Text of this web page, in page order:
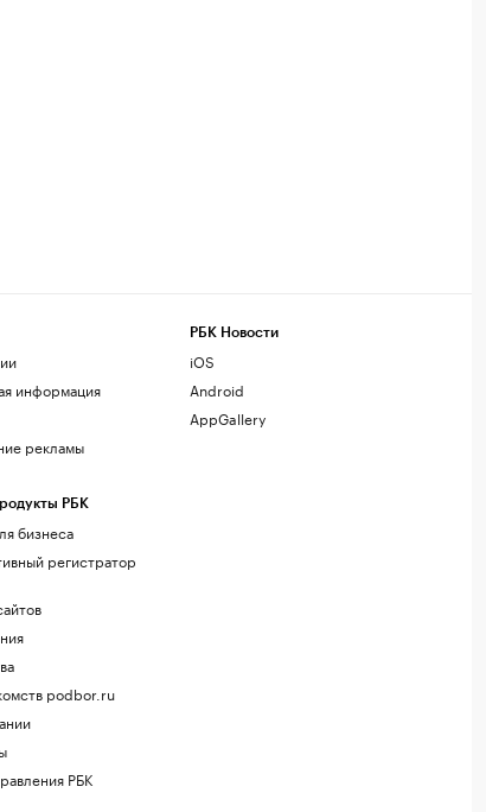
информация
рекламы
РБК
бизнеса
регистратор
podbor.ru
РБК
РБК Новости
iOS
Android
AppGallery